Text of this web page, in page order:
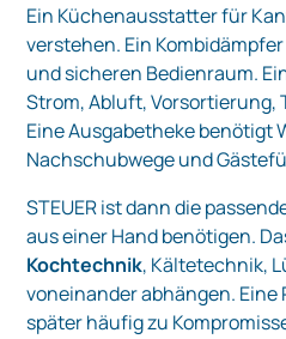
Ein Küchenausstatter für
verstehen. Ein
und sicheren Bedienraum.
Strom, Abluft, Vorsortierung,
Eine Ausgabetheke benötigt
Nachschubwege und
STEUER ist dann die
aus einer Hand benötigen.
Kochtechnik, Kältetechnik,
voneinander abhängen.
später häufig zu